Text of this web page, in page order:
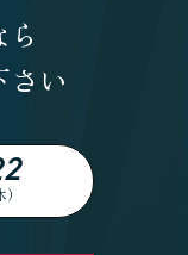
い